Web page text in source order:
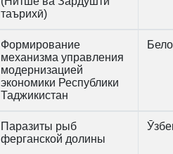
таърихӣ)
Формирование
механизма управления
модернизацией
экономики Республики
Таджикистан
Паразиты рыб
ферганской долины